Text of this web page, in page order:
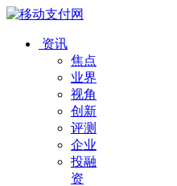
资讯
焦点
业界
视角
创新
评测
企业
投融
资